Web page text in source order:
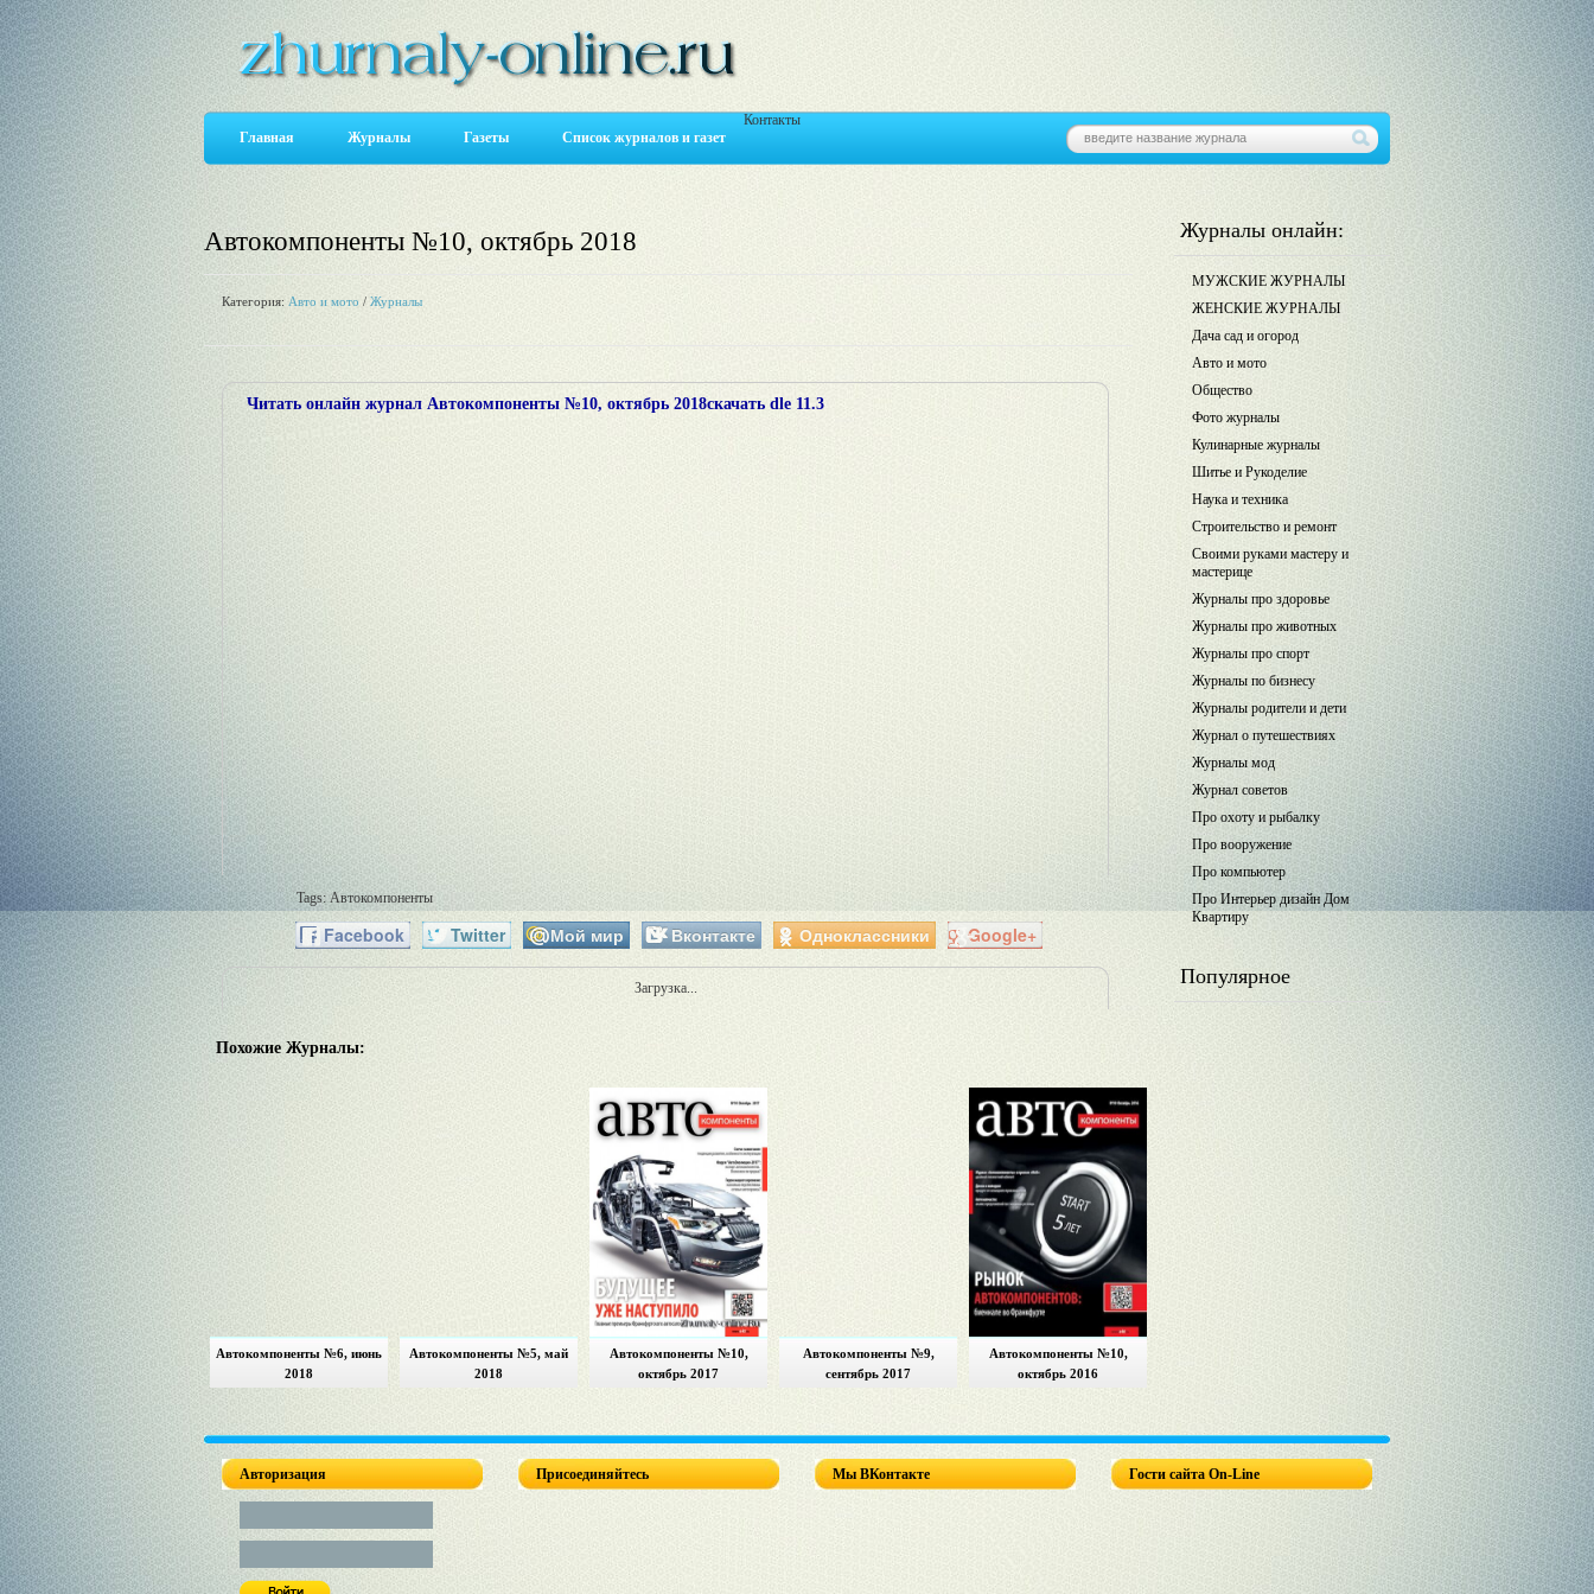
Главная Журналы Газеты Список журналов и газет
Контакты
Автокомпоненты №10, октябрь 2018
Категория: Авто и мото / Журналы
Читать онлайн журнал Автокомпоненты №10, октябрь 2018скачать dle 11.3
Tags:Автокомпоненты
Facebook Twitter Мой мир Вконтакте Одноклассники Google+
Загрузка...
Похожие Журналы:
Автокомпоненты №6, июнь
2018
Автокомпоненты №5, май
2018
Автокомпоненты №10,
октябрь 2017
Автокомпоненты №9,
сентябрь 2017
Автокомпоненты №10,
октябрь 2016
Журналы онлайн:
МУЖСКИЕ ЖУРНАЛЫ
ЖЕНСКИЕ ЖУРНАЛЫ
Дача сад и огород
Авто и мото
Общество
Фото журналы
Кулинарные журналы
Шитье и Рукоделие
Наука и техника
Строительство и ремонт
Своими руками мастеру и
мастерице
Журналы про здоровье
Журналы про животных
Журналы про спорт
Журналы по бизнесу
Журналы родители и дети
Журнал о путешествиях
Журналы мод
Журнал советов
Про охоту и рыбалку
Про вооружение
Про компьютер
Про Интерьер дизайн Дом
Квартиру
Популярное
Авторизация Присоединяйтесь Мы ВКонтакте Гости сайта On-Line